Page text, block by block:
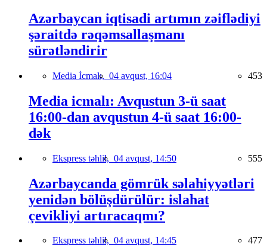
Azərbaycan iqtisadi artımın zəiflədiyi
şəraitdə rəqəmsallaşmanı
sürətləndirir
Media İcmalı, 04 avqust, 16:04 453
Media icmalı: Avqustun 3-ü saat
16:00-dan avqustun 4-ü saat 16:00-
dək
Ekspress təhlil, 04 avqust, 14:50 555
Azərbaycanda gömrük səlahiyyətləri
yenidən bölüşdürülür: islahat
çevikliyi artıracaqmı?
Ekspress təhlil, 04 avqust, 14:45 477